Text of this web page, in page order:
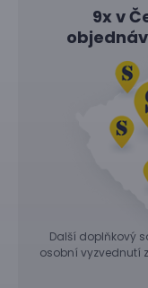
9x v
Další doplňkový
osobní vyzvednutí